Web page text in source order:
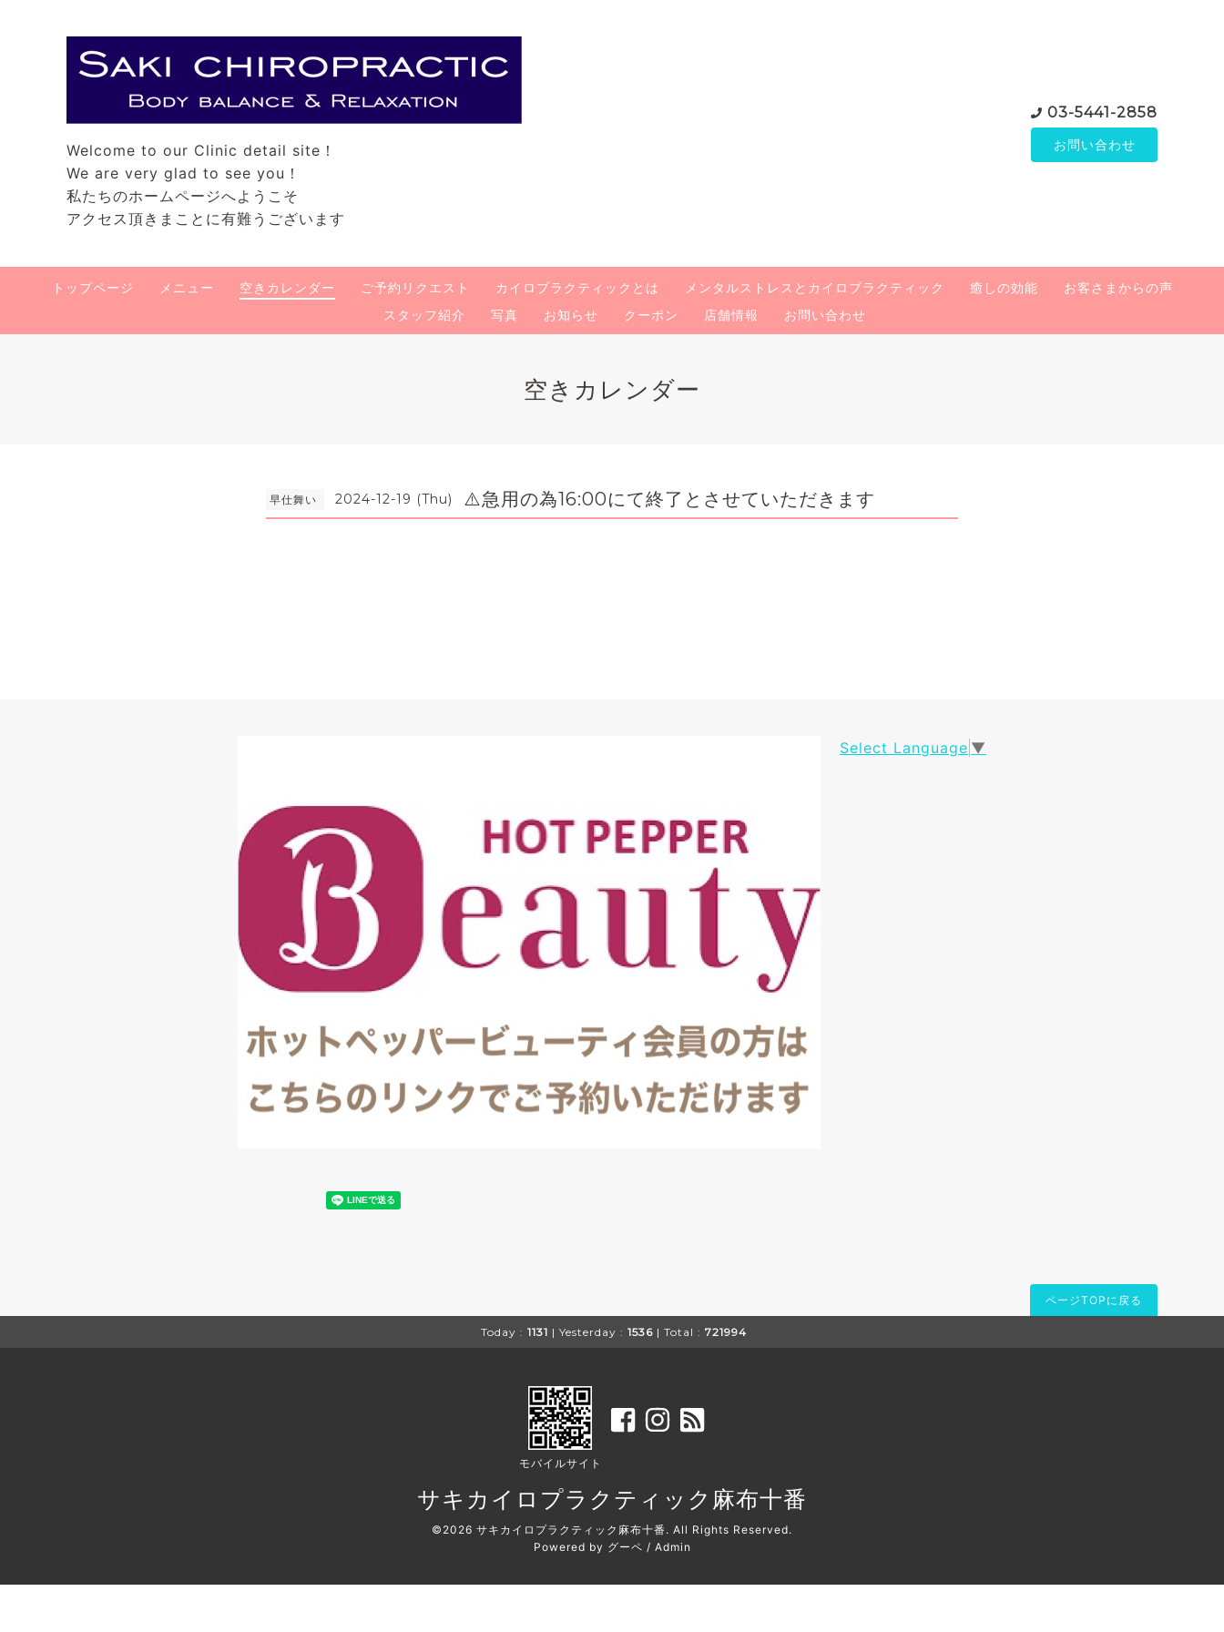
Welcome to our Clinic detail site！
We are very glad to see you！
私たちのホームページへようこそ
アクセス頂きまことに有難うございます
03-5441-2858
お問い合わせ
トップページ メニュー 空きカレンダー ご予約リクエスト カイロプラクティックとは メンタルストレスとカイロプラクティック 癒しの効能
お客さまからの声
スタッフ紹介
写真 お知らせ クーポン 店舗情報 お問い合わせ
空きカレンダー
早仕舞い 2024-12-19 (Thu) ⚠️急用の為16:00にて終了とさせていただきます
Select Language ▼
ページTOPに戻る
Today : 1131 | Yesterday : 1536 | Total : 721994
モバイルサイト
サキカイロプラクティック麻布十番
©2026 サキカイロプラクティック麻布十番 . All Rights Reserved.
Powered by グーペ / Admin